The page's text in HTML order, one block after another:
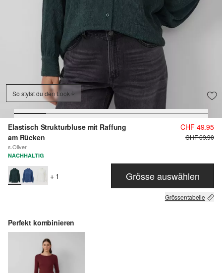
So stylst du den Look
Elastisch Strukturbluse mit Raffung
am Rücken
s.Oliver
CHF 49.95
CHF 69.90
NACHHALTIG
+ 1 Grösse auswählen
Grössentabelle
Perfekt kombinieren